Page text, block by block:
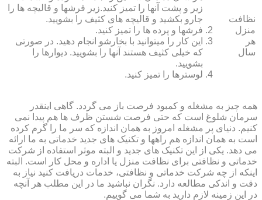
نظافت
منزل
هر
سال
زیر و پشت آنها را تمیز کنید.زیر فرش‏ها و قالیچه‏ ها را
جارو بکشید و قالیچه‏ های کثیف را بشویید.
فرش‏ها و پرده ‏ها را تمیز کنید.
این کار را می‏توانید با بخارشو انجام دهید. در صورتی
که خیلی کثیف هستند آنها را بشویید. دیوارها را
بشویید.
لوسترها را تمیز کنید.
همه چیز به مشغله و کمبود فرصت باز می گردد. گاهی اینقدر
سرمان شلوغ است که حتی فرصت شستن ظرف ها هم پیدا نمی
کنیم. دنیای پر مشغله امروز به همان اندازه که سر ما را گرم کرده
است به همان اندازه هم راهها و تکنیک های جدید خدماتی به ما ارائه
می دهد. یکی از این تکنیک های جدید و البته موثر استفاده از شرکت
خدماتی و نظافتی برای نظافت منزل یا اداره و محل کار است. البته
اینکه از چه شرکت خدماتی و نظافتی، خدمات دریافت کنید نیاز به
دقت و اندکی مطالعه دارد. نگران نباشید ما در این مطلب هر آنچه
در این زمینه لازم دارید به شما می گوییم.